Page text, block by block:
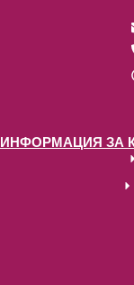
ИНФОРМАЦИЯ ЗА